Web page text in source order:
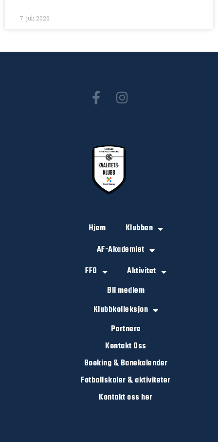
7. juli 2026
Hjem
Klubben
AF-Akademiet
FFO
Aktivitet
Bli medlem
Klubbkolleksjon
Partnere
Kontakt Oss
Booking & Banekalender
Fotballskoler & aktiviteter
Kontakt oss her